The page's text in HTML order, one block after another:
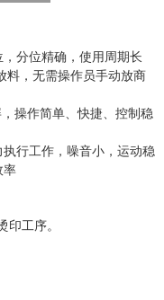
分位精确，使用周期长
料，无需操作员手动放商
操作简单、快捷、控制稳
行工作，噪音小，运动稳
率
工序。